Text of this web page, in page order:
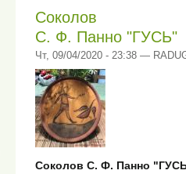
Соколов
С. Ф. Панно "ГУСЬ"
Чт, 09/04/2020 - 23:38 —
Соколов С. Ф. Панно